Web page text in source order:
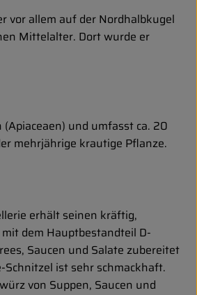
vor allem auf der Nordhalbkugel
Mittelalter. Dort wurde er
und umfasst ca. 20
mehrjährige krautige Pflanze.
erhält seinen kräftig,
dem Hauptbestandteil D-
Saucen und Salate zubereitet
ist sehr schmackhaft.
von Suppen, Saucen und